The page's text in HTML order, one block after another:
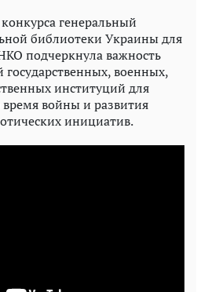
генеральный
библиотеки Украины для
подчеркнула важность
военных,
институций для
войны и развития
инициатив.